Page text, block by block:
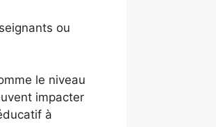
ou
le niveau
impacter
à